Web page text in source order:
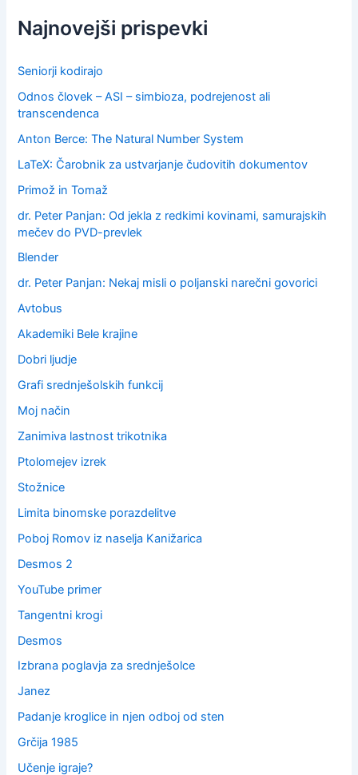
f
o
:
Najnovejši prispevki
Seniorji kodirajo
Odnos človek – ASI – simbioza, podrejenost ali
transcendenca
Anton Berce: The Natural Number System
LaTeX: Čarobnik za ustvarjanje čudovitih dokumentov
Primož in Tomaž
dr. Peter Panjan: Od jekla z redkimi kovinami, samurajskih
mečev do PVD-prevlek
Blender
dr. Peter Panjan: Nekaj misli o poljanski narečni govorici
Avtobus
Akademiki Bele krajine
Dobri ljudje
Grafi srednješolskih funkcij
Moj način
Zanimiva lastnost trikotnika
Ptolomejev izrek
Stožnice
Limita binomske porazdelitve
Poboj Romov iz naselja Kanižarica
Desmos 2
YouTube primer
Tangentni krogi
Desmos
Izbrana poglavja za srednješolce
Janez
Padanje kroglice in njen odboj od sten
Grčija 1985
Učenje igraje?